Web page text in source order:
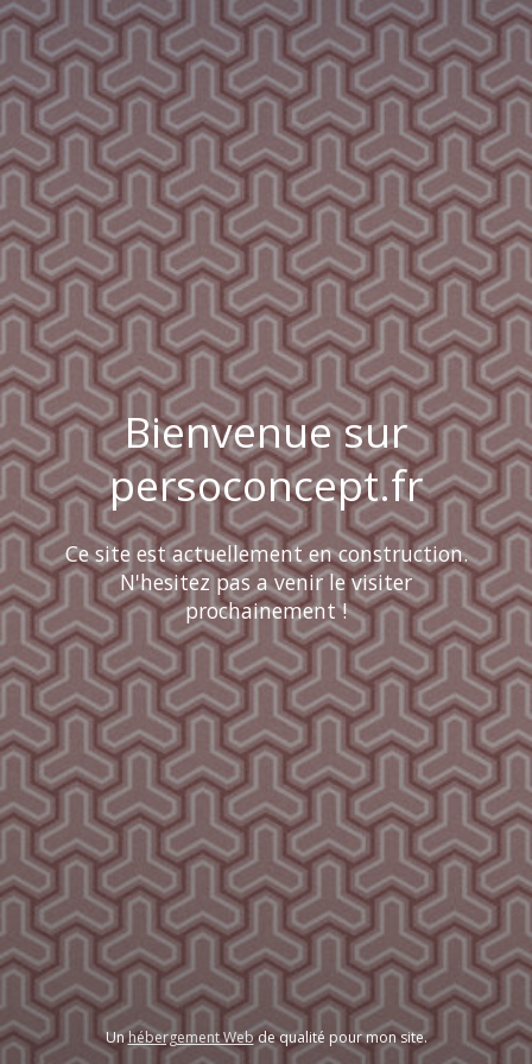
Bienvenue sur
persoconcept.fr
Ce site est actuellement en construction.
N'hesitez pas a venir le visiter
prochainement !
Unhébergement Webde qualité pour mon site.